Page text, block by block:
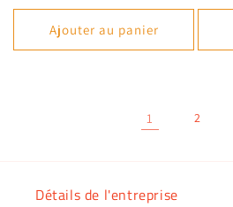
habituel
Ajouter au panier
1 2
Détails de l'entreprise